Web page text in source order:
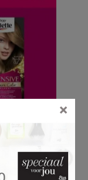
geldig van
×